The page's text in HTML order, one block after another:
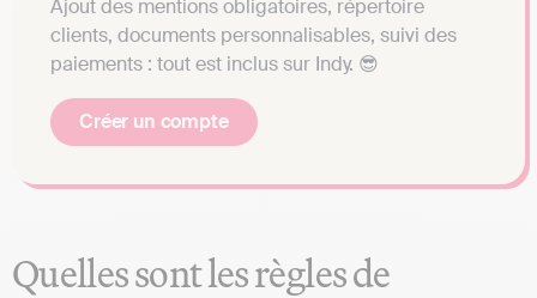
Ajout des mentions obligatoires, répertoire
clients, documents personnalisables, suivi des
paiements : tout est inclus sur Indy. 😎
Créer un compte
Quelles sont les règles de